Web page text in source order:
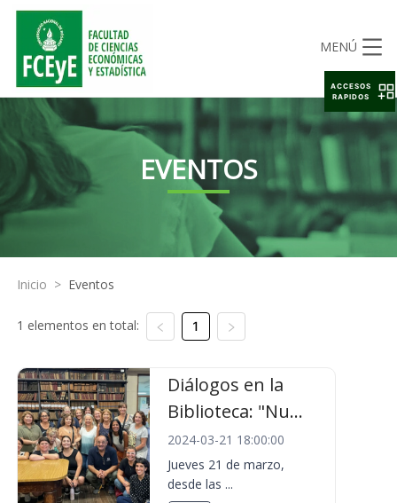
MENÚ
EVENTOS
Inicio > Eventos
1 elementos en total: 1
Diálogos en la
Biblioteca: "Nu...
2024-03-21 18:00:00
Jueves 21 de marzo,
desde las ...
ACCESOS
RAPIDOS